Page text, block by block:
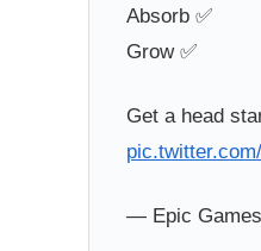
Absorb ✅
Grow ✅
Get a head
— Epic